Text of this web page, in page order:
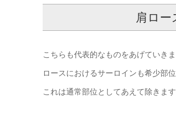
肩ロー
こちらも代表的なものをあげていきま
ロースにおけるサーロインも希少部
これは通常部位としてあえて除きま